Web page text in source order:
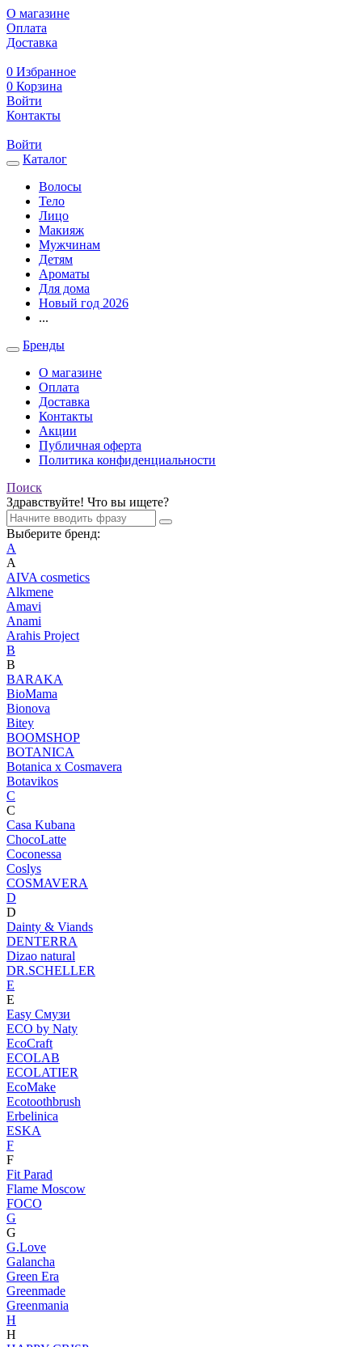
О магазине
Оплата
Доставка
0 Избранное
0 Корзина
Войти
Контакты
Войти
Каталог
Волосы
Тело
Лицо
Макияж
Мужчинам
Детям
Ароматы
Для дома
Новый год 2026
...
Бренды
О магазине
Оплата
Доставка
Контакты
Акции
Публичная оферта
Политика конфиденциальности
Поиск
Здравствуйте! Что вы ищете?
Выберите бренд:
A
A
AIVA cosmetics
Alkmene
Amavi
Anami
Arahis Project
B
B
BARAKA
BioMama
Bionova
Bitey
BOOMSHOP
BOTANICA
Botanica х Cosmavera
Botavikos
C
C
Casa Kubana
ChocoLatte
Coconessa
Coslys
COSMAVERA
D
D
Dainty & Viands
DENTERRA
Dizao natural
DR.SCHELLER
E
E
Easy Смузи
ECO by Naty
EcoCraft
ECOLAB
ECOLATIER
EcoMake
Ecotoothbrush
Erbelinica
ESKA
F
F
Fit Parad
Flame Moscow
FOCO
G
G
G.Love
Galancha
Green Era
Greenmade
Greenmania
H
H